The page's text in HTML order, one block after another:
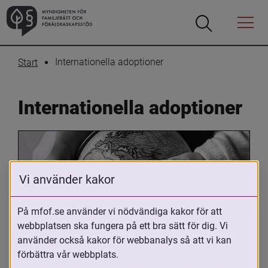
Öppna
Öppna
Menyn
Start Internationella adoptioner
Internationella adoptioner
Oavsett om du är adopterad,
adoptivförälder eller arbetar med
Vi använder kakor
På mfof.se använder vi nödvändiga kakor för att
webbplatsen ska fungera på ett bra sätt för dig. Vi
använder också kakor för webbanalys så att vi kan
förbättra vår webbplats.